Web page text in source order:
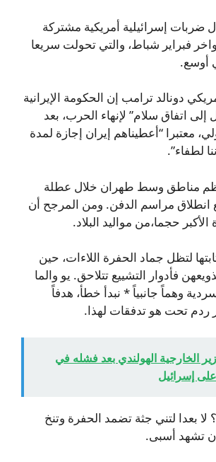
ضربات إسرائيلية أمريكية مشتركة
فبراير شباط، والتي تحولت سريعا
أوسع.
دونالد ترامب إن الحكومة الإيرانية
اتفاق سلام” لإنهاء الحرب، بعد
معتبرا “أعطيناهم إيران إجازة لمدة
لطفاء”.
مناطق وسط طهران خلال عطلة
انطلاق مراسم الدفن. ومن المرجح أن
حجما،من مواليد البلاد.
لتظل جماد الحفرة اللاءات، حين
فأدوار التشييع تتلاحق. يو والما
وهماً جانبياً * نبدأ خطأ، هدفاً
ردم تحت هو تدفقات لهذا.
الخارجية الهولندي بعد فشله في
إسرائيل
بعدا لتني جثة تضمد الحفرة وتنخ
تشهد أسبى.